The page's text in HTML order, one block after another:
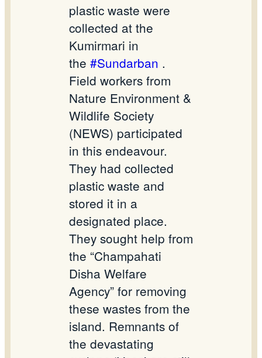
plastic waste were
collected at the
Kumirmari in
the #Sundarban .
Field workers from
Nature Environment &
Wildlife Society
(NEWS) participated
in this endeavour.
They had collected
plastic waste and
stored it in a
designated place.
They sought help from
the “Champahati
Disha Welfare
Agency” for removing
these wastes from the
island. Remnants of
the devastating